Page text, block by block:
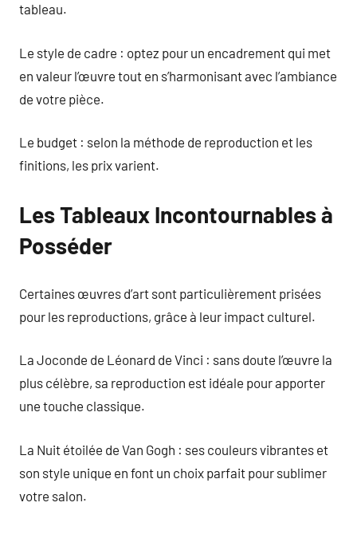
tableau.
Le style de cadre : optez pour un encadrement qui met
en valeur l’œuvre tout en s’harmonisant avec l’ambiance
de votre pièce.
Le budget : selon la méthode de reproduction et les
finitions, les prix varient.
Les Tableaux Incontournables à
Posséder
Certaines œuvres d’art sont particulièrement prisées
pour les reproductions, grâce à leur impact culturel.
La Joconde de Léonard de Vinci : sans doute l’œuvre la
plus célèbre, sa reproduction est idéale pour apporter
une touche classique.
La Nuit étoilée de Van Gogh : ses couleurs vibrantes et
son style unique en font un choix parfait pour sublimer
votre salon.